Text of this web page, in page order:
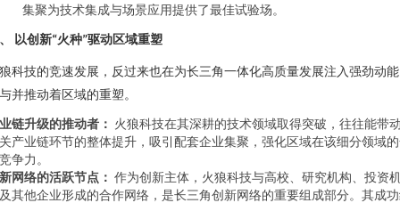
集聚为技术集成与场景应用提供了最佳试验场。
以创新“火种”驱动区域重塑
科技的竞速发展，反过来也在为长三角一体化高质量发展注入强劲动
并推动着区域的重塑。
链升级的推动者： 火狼科技在其深耕的技术领域取得突破，往往能带
产业链环节的整体提升，吸引配套企业集聚，强化区域在该细分领域
争力。
网络的活跃节点： 作为创新主体，火狼科技与高校、研究机构、投资
其他企业形成的合作网络，是长三角创新网络的重要组成部分。其成